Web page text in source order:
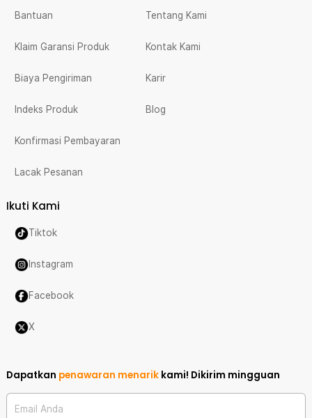
Bantuan
Klaim Garansi Produk
Biaya Pengiriman
Indeks Produk
Konfirmasi Pembayaran
Lacak Pesanan
Tentang Kami
Kontak Kami
Karir
Blog
Ikuti Kami
Tiktok
Instagram
Facebook
X
Dapatkan penawaran menarik kami! Dikirim mingguan
Email Anda